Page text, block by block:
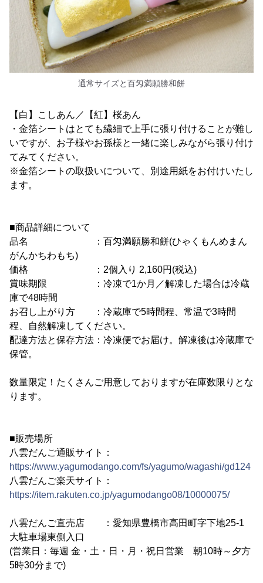
通常サイズと百匁満願勝和餅
【白】こしあん／【紅】桜あん
・金箔シートはとても繊細で上手に張り付けることが難し
いですが、お子様やお孫様と一緒に楽しみながら張り付け
てみてください。
※金箔シートの取扱いについて、別途用紙をお付けいたし
ます。
■商品詳細について
品名 ：百匁満願勝和餅(ひゃくもんめまん
がんかちわもち)
価格 ：2個入り 2,160円(税込)
賞味期限 ：冷凍で1か月／解凍した場合は冷蔵
庫で48時間
お召し上がり方 ：冷蔵庫で5時間程、常温で3時間
程、自然解凍してください。
配達方法と保存方法：冷凍便でお届け。解凍後は冷蔵庫で
保管。
数量限定！たくさんご用意しておりますが在庫数限りとな
ります。
■販売場所
八雲だんご通販サイト：
https://www.yagumodango.com/fs/yagumo/wagashi/gd124
八雲だんご楽天サイト：
https://item.rakuten.co.jp/yagumodango08/10000075/
八雲だんご直売店 ：愛知県豊橋市高田町字下地25-1
大駐車場東側入口
(営業日：毎週 金・土・日・月・祝日営業 朝10時～夕方
5時30分まで)